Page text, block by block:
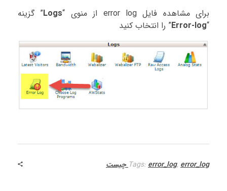
برای مشاهده فایل error log از منوی “
Logs” گزینه
“
Error-log” را انتخاب کنید
Tags:error_log, error_log چیست